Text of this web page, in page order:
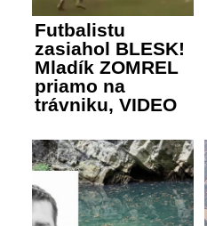
Futbalistu
zasiahol BLESK!
Mladík ZOMREL
priamo na
trávniku, VIDEO